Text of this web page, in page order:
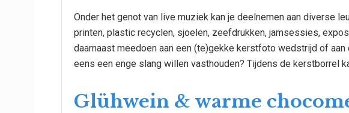
Onder het genot van live muziek kan je deelnemen aan diverse
printen, plastic recyclen, sjoelen, zeefdrukken, jamsessies,
daarnaast meedoen aan een (te)gekke kerstfoto wedstrijd of
eens een enge slang willen vasthouden? Tijdens de kerstborrel
Glühwein & warme